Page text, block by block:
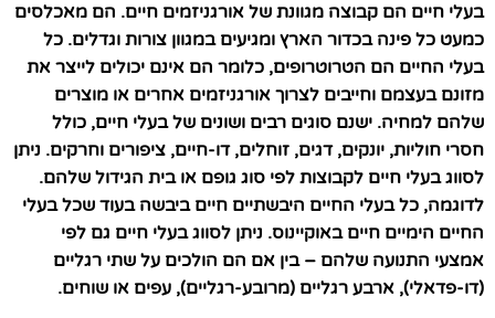
בעלי חיים הם קבוצה מגוונת של אורגניזמים חיים. הם מאכלסים
כמעט כל פינה בכדור הארץ ומגיעים במגוון צורות וגדלים. כל
בעלי החיים הם הטרוטרופים, כלומר הם אינם יכולים לייצר את
מזונם בעצמם וחייבים לצרוך אורגניזמים אחרים או מוצרים
שלהם למחיה. ישנם סוגים רבים ושונים של בעלי חיים, כולל
חסרי חוליות, יונקים, דגים, זוחלים, דו-חיים, ציפורים וחרקים. ניתן
לסווג בעלי חיים לקבוצות לפי סוג גופם או בית הגידול שלהם.
לדוגמה, כל בעלי החיים היבשתיים חיים ביבשה בעוד שכל בעלי
החיים הימיים חיים באוקיינוס. ניתן לסווג בעלי חיים גם לפי
אמצעי התנועה שלהם – בין אם הם הולכים על שתי רגליים
(דו-פדאלי), ארבע רגליים (מרובע-רגליים), עפים או שוחים.